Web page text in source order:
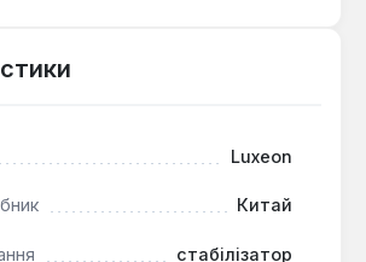
вихідна напруга, рівень
та перегріву. Металевий корпус
вхідної напруги:
Luxeon
Китай
стабілізатор